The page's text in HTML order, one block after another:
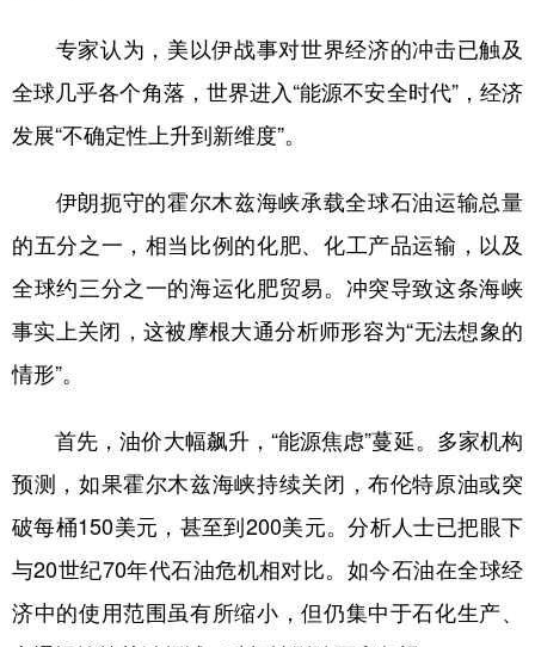
专家认为，美以伊战事对世界经济的冲击已触及
全球几乎各个角落，世界进入“能源不安全时代”，经济
发展“不确定性上升到新维度”。
伊朗扼守的霍尔木兹海峡承载全球石油运输总量
的五分之一，相当比例的化肥、化工产品运输，以及
全球约三分之一的海运化肥贸易。冲突导致这条海峡
事实上关闭，这被摩根大通分析师形容为“无法想象的
情形”。
首先，油价大幅飙升，“能源焦虑”蔓延。多家机构
预测，如果霍尔木兹海峡持续关闭，布伦特原油或突
破每桶150美元，甚至到200美元。分析人士已把眼下
与20世纪70年代石油危机相对比。如今石油在全球经
济中的使用范围虽有所缩小，但仍集中于石化生产、